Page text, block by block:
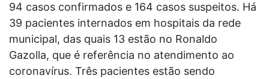
94 casos confirmados e 164 casos suspeitos. Há
39 pacientes internados em hospitais da rede
municipal, das quais 13 estão no Ronaldo
Gazolla, que é referência no atendimento ao
coronavírus. Três pacientes estão sendo